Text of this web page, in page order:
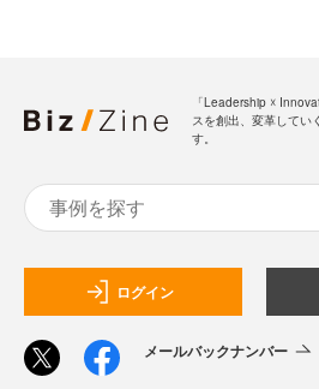
「Leadership ☓
スを創出、変革してい
す。
ログイン
メールバックナンバー